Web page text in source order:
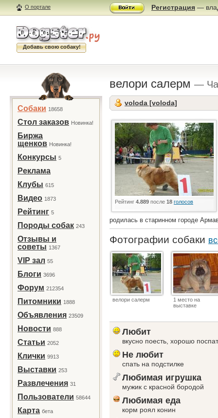
О портале Регистрация —
Добавь свою собаку!
Собаки 18658
Стол заказов Новинка!
Биржа
щенков Новинка!
Конкурсы 5
Реклама
Клубы 615
Видео 1873
Рейтинг 5
Породы собак 243
Отзывы и
советы 1367
VIP зал 55
Блоги 3696
Форум 212354
Питомники 1888
Объявления 23509
Новости 888
Статьи 2052
Клички 9913
Выставки 253
Развлечения 31
Пользователи 58644
Карта бета
велори салерм —
voloda [voloda]
Рейтинг 4.889 после 18 голосов
родилась в старинном городе
Фотографии собаки
велори салерм
1 место на
выставке
Любит
вкусно поесть, хорошо
Не любит
спать на подстилке
Любимая игрушка
мужик с красной бородой
Любимая еда
корм роял конин